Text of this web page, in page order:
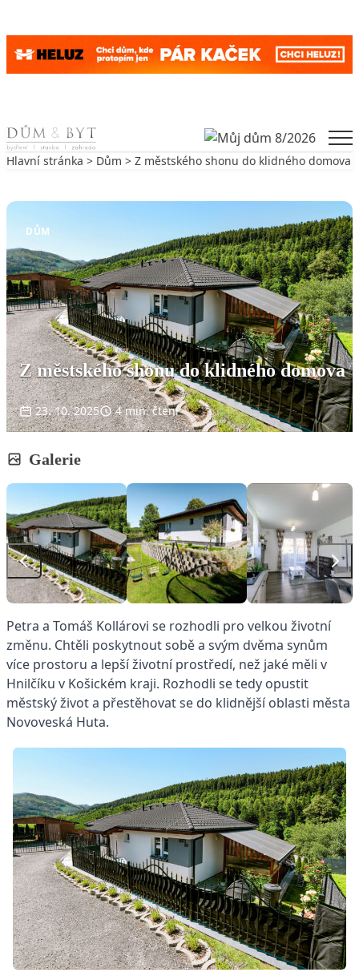
Skip to content
Hlavní stránka > Dům > Z městského shonu do klidného domova
DŮM
Z městského shonu do klidného domova
23. 10. 2025 4 min. čtení
Galerie
Petra a Tomáš Kollárovi se rozhodli pro velkou životní
změnu. Chtěli poskytnout sobě a svým dvěma synům
více prostoru a lepší životní prostředí, než jaké měli v
Hnilčíku v Košickém kraji. Rozhodli se tedy opustit
městský život a přestěhovat se do klidnější oblasti města
Novoveská Huta.